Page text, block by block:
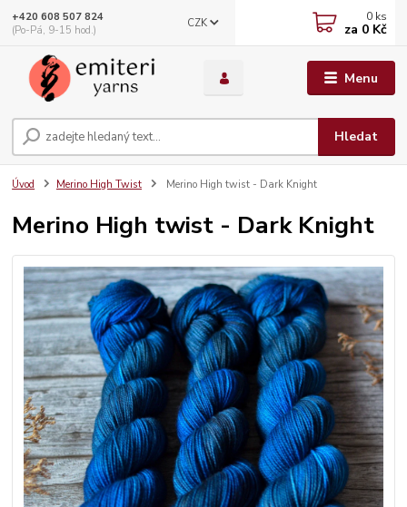
Menu
CZK
Hledat
+420 608 507 824
(Po-Pá, 9-15 hod.)
0 ks
za 0 Kč
Úvod Merino High Twist Merino High twist - Dark Knight
Merino High twist - Dark Knight